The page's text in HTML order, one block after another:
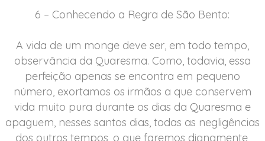
6 – Conhecendo a Regra de São Bento:
A vida de um monge deve ser, em todo tempo,
observância da Quaresma. Como, todavia, essa
perfeição apenas se encontra em pequeno
número, exortamos os irmãos a que conservem
vida muito pura durante os dias da Quaresma e
apaguem, nesses santos dias, todas as negligências
dos outros tempos, o que faremos dignamente,